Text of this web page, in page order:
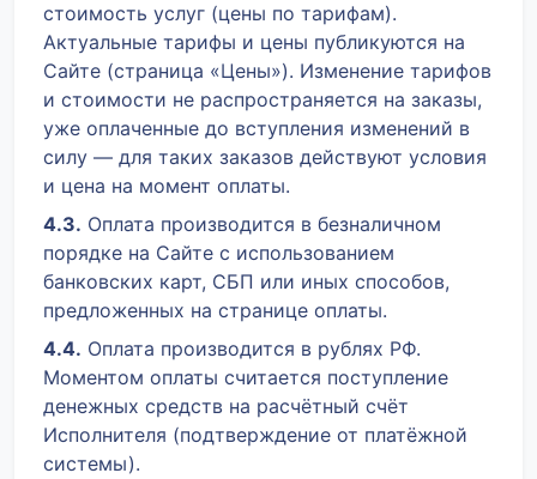
стоимость услуг (цены по тарифам).
Актуальные тарифы и цены публикуются на
Сайте (страница «Цены»). Изменение тарифов
и стоимости не распространяется на заказы,
уже оплаченные до вступления изменений в
силу — для таких заказов действуют условия
и цена на момент оплаты.
4.3. Оплата производится в безналичном
порядке на Сайте с использованием
банковских карт, СБП или иных способов,
предложенных на странице оплаты.
4.4. Оплата производится в рублях РФ.
Моментом оплаты считается поступление
денежных средств на расчётный счёт
Исполнителя (подтверждение от платёжной
системы).